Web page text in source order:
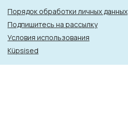
Порядок обработки личных данных
Подпишитесь на рассылку
Условия использования
Küpsised